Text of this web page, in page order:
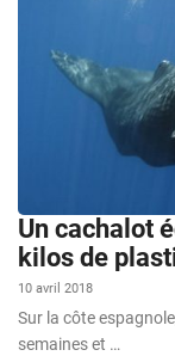
Un cachalot
kilos de
10 avril 2018
Sur la côte
semaines et …